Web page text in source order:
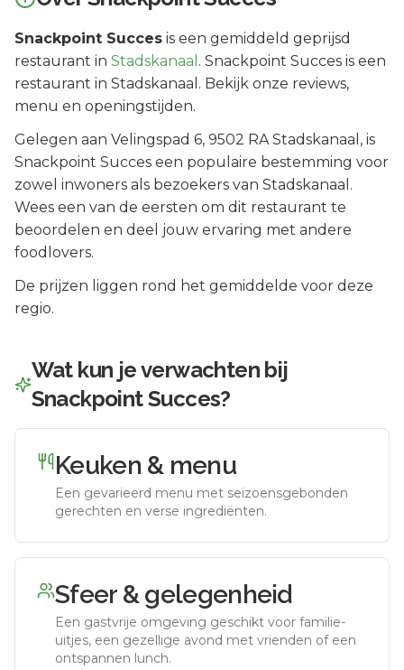
Snackpoint Succes is een gemiddeld geprijsd
restaurant in Stadskanaal . Snackpoint Succes is een
restaurant in Stadskanaal. Bekijk onze reviews,
menu en openingstijden.
Gelegen aan Velingspad 6, 9502 RA Stadskanaal , is
Snackpoint Succes een populaire bestemming voor
zowel inwoners als bezoekers van Stadskanaal .
Wees een van de eersten om dit restaurant te
beoordelen en deel jouw ervaring met andere
foodlovers.
De prijzen liggen rond het gemiddelde voor deze
regio.
Wat kun je verwachten bij
Snackpoint Succes?
Keuken & menu
Een gevarieerd menu met seizoensgebonden
gerechten en verse ingrediënten.
Sfeer & gelegenheid
Een gastvrije omgeving geschikt voor familie-
uitjes, een gezellige avond met vrienden of een
ontspannen lunch.